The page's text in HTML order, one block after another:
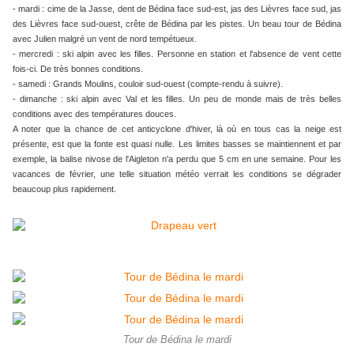
- mardi : cime de la Jasse, dent de Bédina face sud-est, jas des Lièvres face sud, jas
des Lièvres face sud-ouest, crête de Bédina par les pistes. Un beau tour de Bédina
avec Julien malgré un vent de nord tempétueux.
- mercredi : ski alpin avec les filles. Personne en station et l'absence de vent cette
fois-ci. De très bonnes conditions.
- samedi : Grands Moulins, couloir sud-ouest (compte-rendu à suivre).
- dimanche : ski alpin avec Val et les filles. Un peu de monde mais de très belles
conditions avec des températures douces.
A noter que la chance de cet anticyclone d'hiver, là où en tous cas la neige est
présente, est que la fonte est quasi nulle. Les limites basses se maintiennent et par
exemple, la balise nivose de l'Aigleton n'a perdu que 5 cm en une semaine. Pour les
vacances de février, une telle situation météo verrait les conditions se dégrader
beaucoup plus rapidement.
Tour de Bédina le mardi